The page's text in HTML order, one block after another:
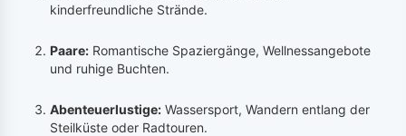
kinderfreundliche Strände.
Paare: Romantische Spaziergänge, Wellnessangebote
und ruhige Buchten.
Abenteuerlustige: Wassersport, Wandern entlang der
Steilküste oder Radtouren.